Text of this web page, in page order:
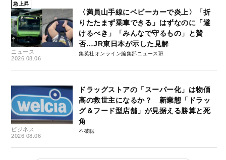
急上昇
ニュース
2026.08.06
〈満員山手線にベビーカーで炎上〉「折
りたたまず乗車できる」はずなのに「避
けるべき」「みんなで守るもの」と賛
否…JR東日本が示した見解
集英社オンライン編集部ニュース班
ビジネス
2026.08.06
ドラッグストアの「スーパー化」は物価
高の救世主になるか？ 新業態「ドラッ
グ＆フード型店舗」が見据える勝算と死
角
不破聡